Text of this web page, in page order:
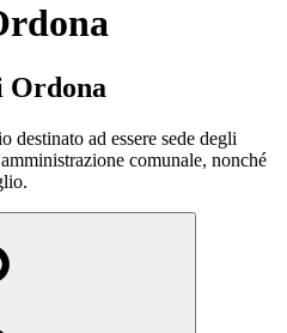
Ordona
ad essere sede degli
comunale, nonché